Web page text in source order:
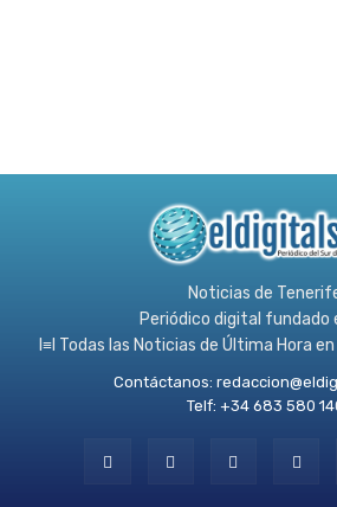
Noticias de
Periódico digital fundado
l≡l Todas las Noticias de Última Hora
Contáctanos:
Telf: +34 683 580